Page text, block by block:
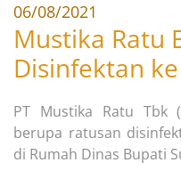
06/08/2021
Mustika Ratu
Disinfektan
PT Mustika Ratu Tbk
berupa ratusan
di Rumah Dinas Bupati